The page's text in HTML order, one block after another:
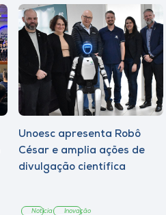
Unoesc apresenta Robô
César e amplia ações de
divulgação científica
Notícia Inovação